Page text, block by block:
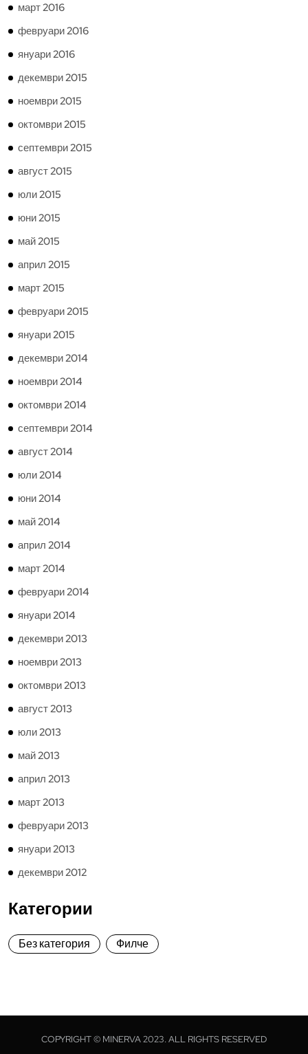
март 2016
февруари 2016
януари 2016
декември 2015
ноември 2015
октомври 2015
септември 2015
август 2015
юли 2015
юни 2015
май 2015
април 2015
март 2015
февруари 2015
януари 2015
декември 2014
ноември 2014
октомври 2014
септември 2014
август 2014
юли 2014
юни 2014
май 2014
април 2014
март 2014
февруари 2014
януари 2014
декември 2013
ноември 2013
октомври 2013
август 2013
юли 2013
май 2013
април 2013
март 2013
февруари 2013
януари 2013
декември 2012
Категории
Без категория Филче
COPYRIGHT © MINERVA 2023. ALL RIGHTS RESERVED